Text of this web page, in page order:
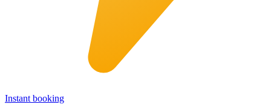
Instant booking